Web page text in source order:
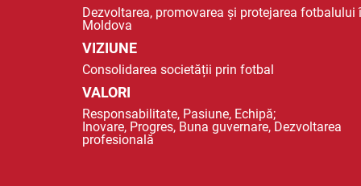
Dezvoltarea, promovarea și protejarea fotbalului
Moldova
VIZIUNE
Consolidarea societății prin fotbal
VALORI
Responsabilitate, Pasiune, Echipă;
Inovare, Progres, Buna guvernare, Dezvoltarea
profesională